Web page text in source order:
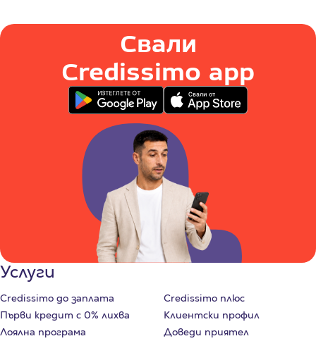
Свали
Credissimo app
Услуги
Credissimo до заплата
Credissimo плюс
Първи кредит с 0% лихва
Клиентски профил
Лоялна програма
Доведи приятел